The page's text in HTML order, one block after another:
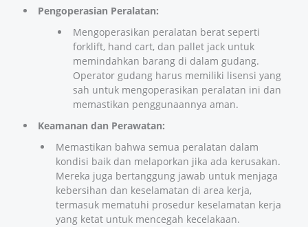
Pengoperasian Peralatan:
Mengoperasikan peralatan berat seperti
forklift, hand cart, dan pallet jack untuk
memindahkan barang di dalam gudang.
Operator gudang harus memiliki lisensi yang
sah untuk mengoperasikan peralatan ini dan
memastikan penggunaannya aman.
Keamanan dan Perawatan:
Memastikan bahwa semua peralatan dalam
kondisi baik dan melaporkan jika ada kerusakan.
Mereka juga bertanggung jawab untuk menjaga
kebersihan dan keselamatan di area kerja,
termasuk mematuhi prosedur keselamatan kerja
yang ketat untuk mencegah kecelakaan.